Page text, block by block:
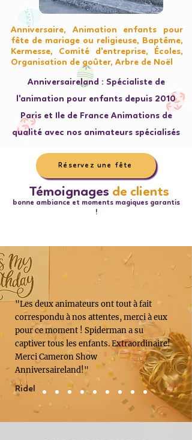
Anniversaire, Animation enfants pour
fête de mariage ou religieuse, Baptême,
Kermesse, Comité d'entreprise, Écoles,
Organisation de goûter, Arbre de Noël
Anniversaireland : Spécialiste de
l'animation pour enfants depuis 2010
Paris et Ile de France Animations de
qualité avec nos animateurs spécialisés
Réservez une fête
bonne ambiance et moments magiques garantis
!
Témoignages de clients
"Les deux animateurs ont tout à fait
correspondu à nos attentes, merci à eux
pour ce moment ! Spiderman a su
captiver tous les enfants. Extraordinaire!
Merci Cameron Show
Anniversaireland!"
Ridel